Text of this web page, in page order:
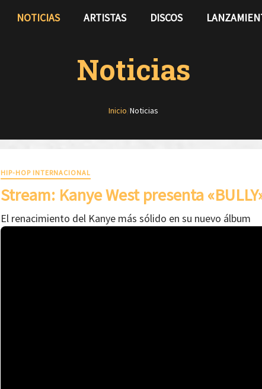
NOTICIAS ARTISTAS DISCOS
Noticias
Inicio/Noticias
HIP-HOP INTERNACIONAL
Stream: Kanye West presenta
El renacimiento del Kanye más sólido en su nuevo álbum